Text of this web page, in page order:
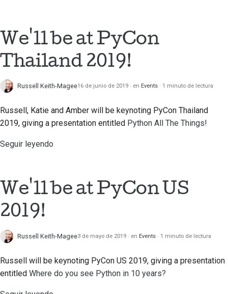
We'll be at PyCon
Thailand 2019!
Russell Keith-Magee16 de junio de 2019 en Events 1 minuto de lectura
Russell, Katie and Amber will be keynoting PyCon Thailand
2019, giving a presentation entitled Python All The Things!
Seguir leyendo
We'll be at PyCon US
2019!
Russell Keith-Magee3 de mayo de 2019 en Events 1 minuto de lectura
Russell will be keynoting PyCon US 2019, giving a presentation
entitled Where do you see Python in 10 years?